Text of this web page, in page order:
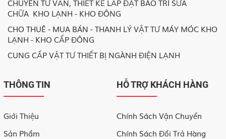
CHUYÊN TƯ VẤN, THIẾT KẾ LẮP ĐẶT BÀO TRÌ SỮA
CHỮA KHO LẠNH - KHO ĐÔNG
CHO THUÊ - MUA BÁN - THANH LÝ VẬT TƯ MÁY MÓC KHO
LẠNH - KHO CẤP ĐÔNG
CUNG CẤP VẬT TƯ THIẾT BỊ NGÀNH ĐIỆN LẠNH
THÔNG TIN
Giới Thiệu
Sản Phẩm
HỖ TRỢ KHÁCH HÀNG
Chính Sách Vận Chuyển
Chính Sách Đổi Trả Hàng